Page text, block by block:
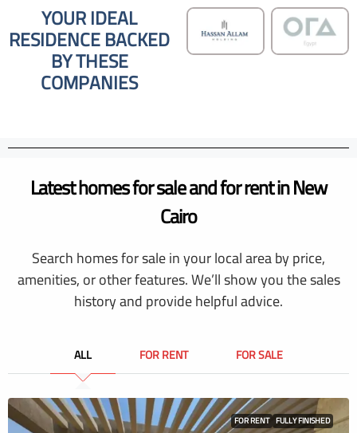
YOUR IDEAL
RESIDENCE BACKED
BY THESE
COMPANIES
Latest homes for sale and for rent in New
Cairo
Search homes for sale in your local area by price,
amenities, or other features. We’ll show you the sales
history and provide helpful advice.
ALL FOR RENT FOR SALE
FOR RENT FULLY FINISHED